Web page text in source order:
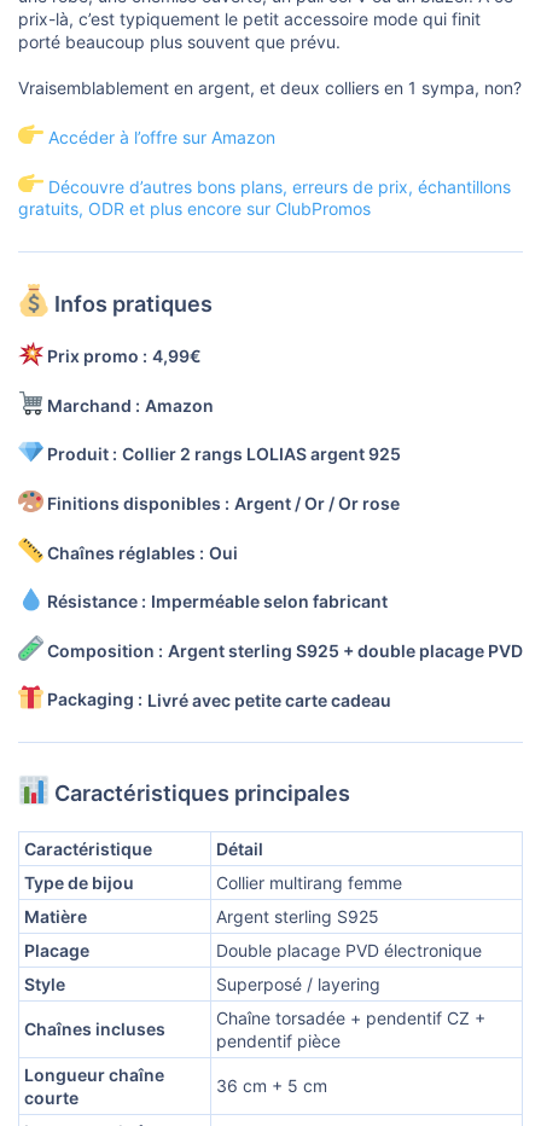
prix-là, c’est typiquement le petit accessoire mode qui finit
porté beaucoup plus souvent que prévu.
Vraisemblablement en argent, et deux colliers en 1 sympa, non?
Accéder à l’offre sur Amazon
Découvre d’autres bons plans, erreurs de prix, échantillons
gratuits, ODR et plus encore sur ClubPromos
Infos pratiques
Prix promo : 4,99€
Marchand : Amazon
Produit : Collier 2 rangs LOLIAS argent 925
Finitions disponibles : Argent / Or / Or rose
Chaînes réglables : Oui
Résistance : Imperméable selon fabricant
Composition : Argent sterling S925 + double placage PVD
Packaging : Livré avec petite carte cadeau
Caractéristiques principales
Caractéristique
Détail
Type de bijou
Collier multirang femme
Matière
Argent sterling S925
Placage
Double placage PVD électronique
Style
Superposé / layering
Chaînes incluses
Chaîne torsadée + pendentif CZ +
pendentif pièce
Longueur chaîne
courte
36 cm + 5 cm